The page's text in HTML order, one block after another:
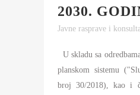
2030.
Javne rasprave i
U skladu sa
planskom sistemu
broj 30/2018), kao i